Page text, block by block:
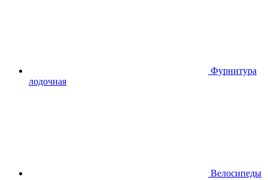
Фурнитура
лодочная
Велосипеды